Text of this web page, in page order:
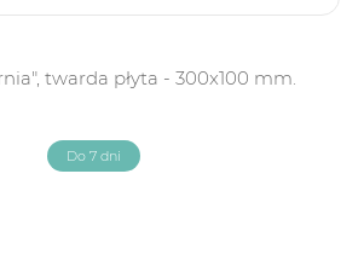
twarda płyta - 300x100 mm.
Do 7 dni